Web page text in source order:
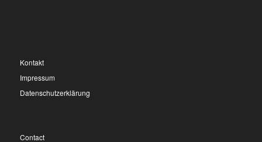
Kontakt
Impressum
Datenschutzerklärung
Contact